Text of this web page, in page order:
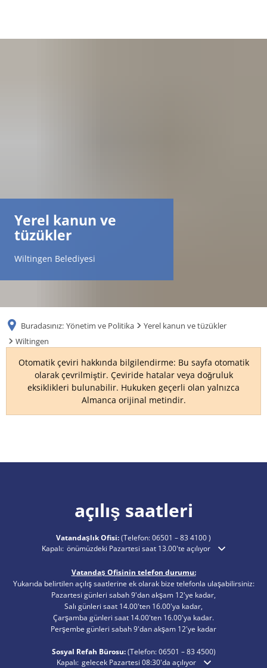
Yerel kanun ve
tüzükler
Wiltingen Belediyesi
Buradasınız: Yönetim ve Politika
Yerel kanun ve tüzükler
Wiltingen
Otomatik çeviri hakkında bilgilendirme: Bu sayfa otomatik
olarak çevrilmiştir. Çeviride hatalar veya doğruluk
eksiklikleri bulunabilir. Hukuken geçerli olan yalnızca
Almanca orijinal metindir.
açılış saatleri
Vatandaşlık Ofisi:(Telefon:06501 – 83 4100)
Ek açılış veya kapanış saatlerini gizlemek için tıklayın
Kapalı: önümüzdeki Pazartesi saat 13.00'te açılıyor
Vatandaş Ofisinin telefon durumu:
Yukarıda belirtilen açılış saatlerine ek olarak bize telefonla ulaşabilirsiniz:
Pazartesi günleri sabah 9'dan akşam 12'ye kadar,
Salı günleri saat 14.00'ten 16.00'ya kadar,
Çarşamba günleri saat 14.00'ten 16.00'ya kadar.
Perşembe günleri sabah 9'dan akşam 12'ye kadar
Sosyal Refah Bürosu:(Telefon:06501 – 834500)
Ek açılış veya kapanış saatlerini gizlemek için tıklayın
Kapalı: gelecek Pazartesi 08:30'da açılıyor